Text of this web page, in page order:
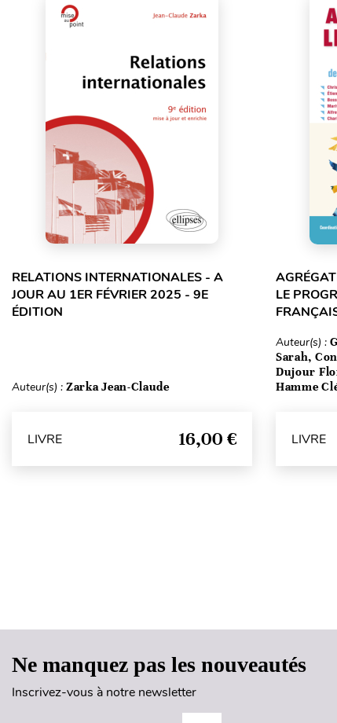
RELATIONS INTERNATIONALES - A
JOUR AU 1ER FÉVRIER 2025 - 9E
ÉDITION
Auteur(s) : Zarka Jean-Claude
LIVRE 16,00 €
LE
Auteur(s) :
Sarah,
Dujour
Hamme
LIVRE
Ne manquez pas les nouveautés
Inscrivez-vous à notre newsletter